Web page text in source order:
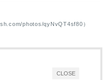
photos/qyNvQT4sf80）
CLOSE